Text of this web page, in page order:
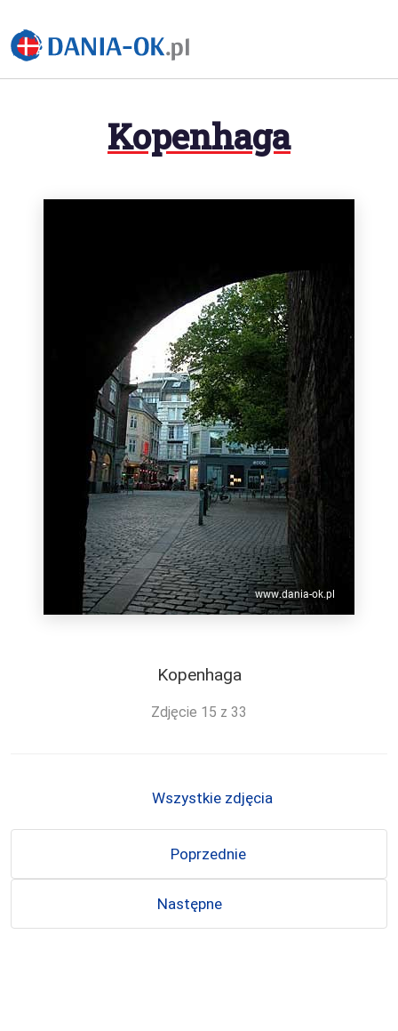
Kopenhaga
Kopenhaga
Zdjęcie 15 z 33
Poprzednie
Wszystkie zdjęcia
Następne